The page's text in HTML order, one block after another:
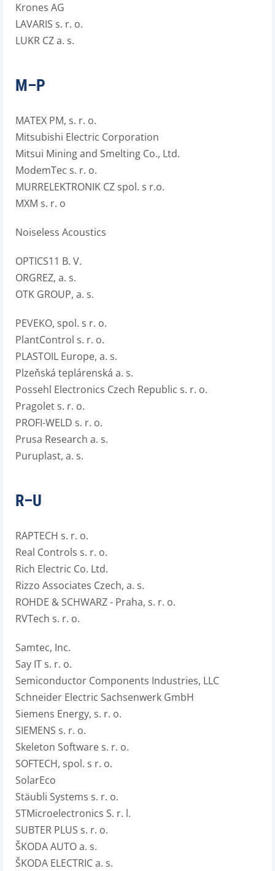
Krones AG
LAVARIS s. r. o.
LUKR CZ a. s.
M–P
MATEX PM, s. r. o.
Mitsubishi Electric Corporation
Mitsui Mining and Smelting Co., Ltd.
ModemTec s. r. o.
MURRELEKTRONIK CZ spol. s r.o.
MXM s. r. o
Noiseless Acoustics
OPTICS11 B. V.
ORGREZ, a. s.
OTK GROUP, a. s.
PEVEKO, spol. s r. o.
PlantControl s. r. o.
PLASTOIL Europe, a. s.
Plzeňská teplárenská a. s.
Possehl Electronics Czech Republic s. r. o.
Pragolet s. r. o.
PROFI-WELD s. r. o.
Prusa Research a. s.
Puruplast, a. s.
R–U
RAPTECH s. r. o.
Real Controls s. r. o.
Rich Electric Co. Ltd.
Rizzo Associates Czech, a. s.
ROHDE & SCHWARZ - Praha, s. r. o.
RVTech s. r. o.
Samtec, Inc.
Say IT s. r. o.
Semiconductor Components Industries, LLC
Schneider Electric Sachsenwerk GmbH
Siemens Energy, s. r. o.
SIEMENS s. r. o.
Skeleton Software s. r. o.
SOFTECH, spol. s r. o.
SolarEco
Stäubli Systems s. r. o.
STMicroelectronics S. r. l.
SUBTER PLUS s. r. o.
ŠKODA AUTO a. s.
ŠKODA ELECTRIC a. s.